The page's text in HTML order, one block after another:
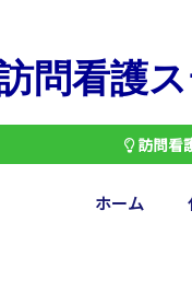
問看護
訪問看
ホーム